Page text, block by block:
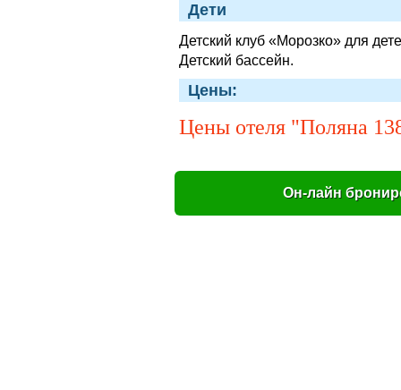
Дети
Детский клуб «Морозко» для
Детский бассейн.
Цены:
Цены отеля "Поляна
Он-лайн